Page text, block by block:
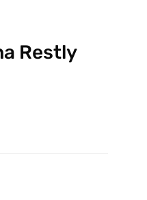
Restly